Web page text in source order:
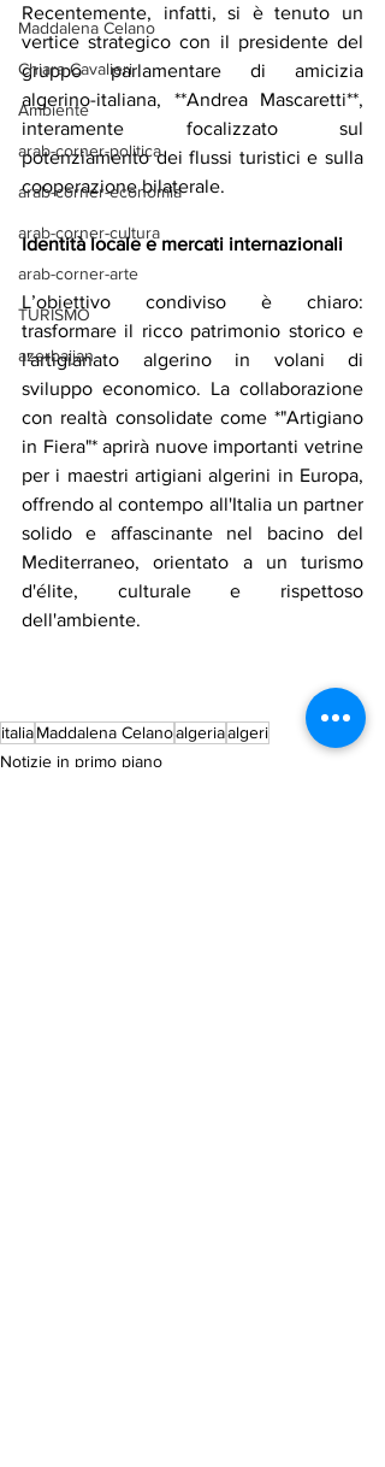
Maddalena Celano
Chiara Cavalieri
Ambiente
arab-corner-politica
arab-corner-economia
arab-corner-cultura
arab-corner-arte
TURISMO
azerbaijan
Recentemente, infatti, si è tenuto un
vertice strategico con il presidente del
gruppo parlamentare di amicizia
algerino-italiana, **Andrea Mascaretti**,
interamente focalizzato sul
potenziamento dei flussi turistici e sulla
cooperazione bilaterale.
Identità locale e mercati internazionali
L’obiettivo condiviso è chiaro:
trasformare il ricco patrimonio storico e
l'artigianato algerino in volani di
sviluppo economico. La collaborazione
con realtà consolidate come *"Artigiano
in Fiera"* aprirà nuove importanti vetrine
per i maestri artigiani algerini in Europa,
offrendo al contempo all'Italia un partner
solido e affascinante nel bacino del
Mediterraneo, orientato a un turismo
d'élite, culturale e rispettoso
dell'ambiente.
italiaMaddalena Celanoalgeriaalgeri
Notizie in primo piano